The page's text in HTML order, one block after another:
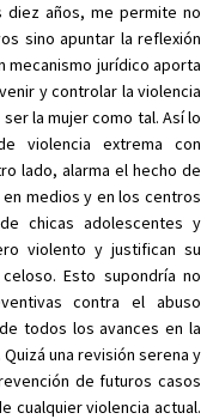
años, me permite no
sino apuntar la reflexión
mecanismo jurídico aporta
y controlar la violencia
la mujer como tal. Así lo
violencia extrema con
lado, alarma el hecho de
medios y en los centros
chicas adolescentes y
violento y justifican su
Esto supondría no
contra el abuso
todos los avances en la
una revisión serena y
de futuros casos
cualquier violencia actual.